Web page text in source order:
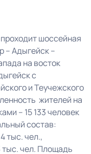
шоссейная
– Адыгейск –
на восток
с
и Теучежского
жителей на
– 15 133 человек
состав:
тыс. чел.,
тыс. чел. Площадь